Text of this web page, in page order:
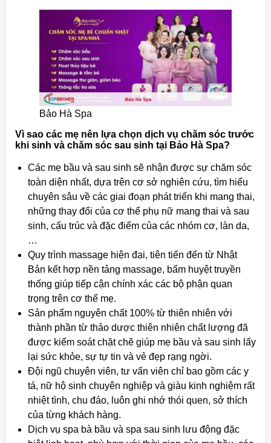
Bảo Hà Spa
Vì sao các mẹ nên lựa chọn dịch vụ chăm sóc trước
khi sinh và chăm sóc sau sinh tại Bảo Hà Spa?
Các mẹ bầu và sau sinh sẽ nhận được sự chăm sóc
toàn diện nhất, dựa trên cơ sở nghiên cứu, tìm hiểu
chuyên sâu về các giai đoạn phát triển khi mang thai,
những thay đổi của cơ thể phụ nữ mang thai và sau
sinh, cấu trúc và đặc điểm của các nhóm cơ, làn da,
…
Quy trình massage hiện đại, tiên tiến đến từ Nhật
Bản kết hợp nền tảng massage, bấm huyệt truyền
thống giúp tiếp cận chính xác các bộ phận quan
trọng trên cơ thể mẹ.
Sản phẩm nguyên chất 100% từ thiên nhiên với
thành phần từ thảo dược thiên nhiên chất lượng đã
được kiểm soát chặt chẽ giúp mẹ bầu và sau sinh lấy
lại sức khỏe, sự tự tin và vẻ đẹp rạng ngời.
Đội ngũ chuyên viên, tư vấn viên chỉ bao gồm các y
tá, nữ hộ sinh chuyên nghiệp và giàu kinh nghiệm rất
nhiệt tình, chu đáo, luôn ghi nhớ thói quen, sở thích
của từng khách hàng.
Dịch vụ spa bà bầu và spa sau sinh lưu động đặc